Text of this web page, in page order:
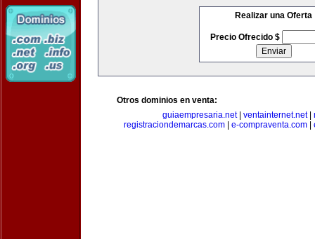
Realizar una Oferta
Precio Ofrecido $
Otros dominios en venta:
guiaempresaria.net| ventainternet.net|
registraciondemarcas.com| e-compraventa.com|